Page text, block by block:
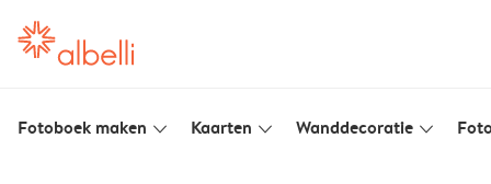
Fotoboek maken slim_arrow_down Kaarten slim_arrow_down Wanddecoratie slim_arrow_down